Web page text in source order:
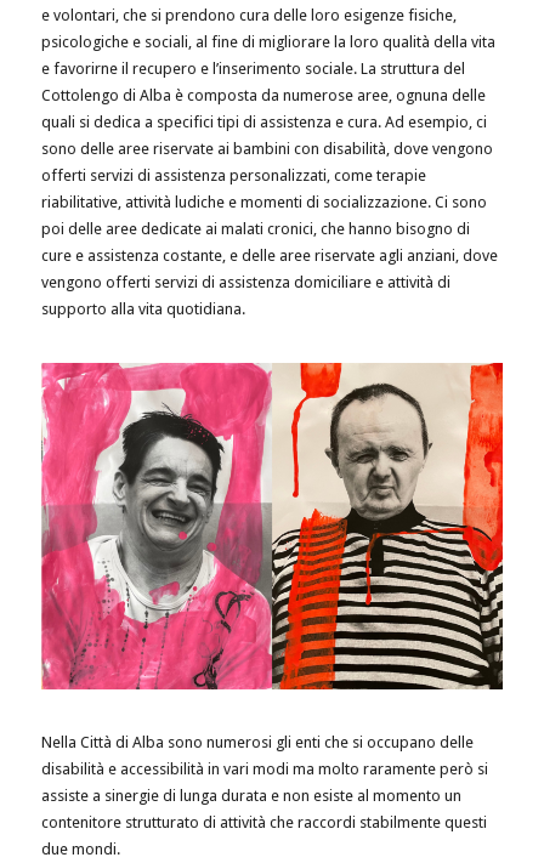
e volontari, che si prendono cura delle loro esigenze fisiche,
psicologiche e sociali, al fine di migliorare la loro qualità della vita
e favorirne il recupero e l’inserimento sociale. La struttura del
Cottolengo di Alba è composta da numerose aree, ognuna delle
quali si dedica a specifici tipi di assistenza e cura. Ad esempio, ci
sono delle aree riservate ai bambini con disabilità, dove vengono
offerti servizi di assistenza personalizzati, come terapie
riabilitative, attività ludiche e momenti di socializzazione. Ci sono
poi delle aree dedicate ai malati cronici, che hanno bisogno di
cure e assistenza costante, e delle aree riservate agli anziani, dove
vengono offerti servizi di assistenza domiciliare e attività di
supporto alla vita quotidiana.
Nella Città di Alba sono numerosi gli enti che si occupano delle
disabilità e accessibilità in vari modi ma molto raramente però si
assiste a sinergie di lunga durata e non esiste al momento un
contenitore strutturato di attività che raccordi stabilmente questi
due mondi.